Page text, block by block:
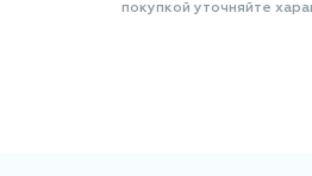
покупкой уточняйте